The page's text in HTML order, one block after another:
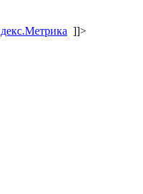
]]>